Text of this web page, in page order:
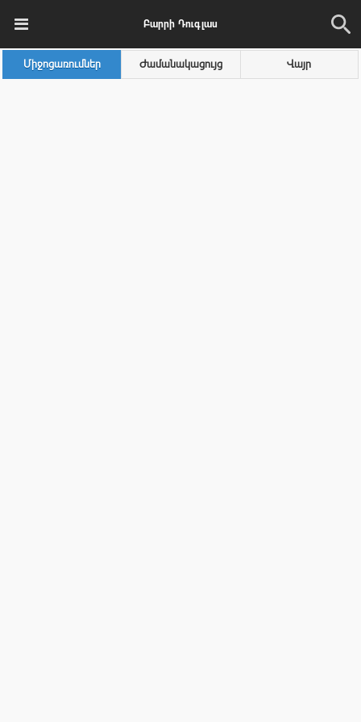
Բարրի Դուգլաս
Միջոցառումներ Ժամանակացույց Վայր